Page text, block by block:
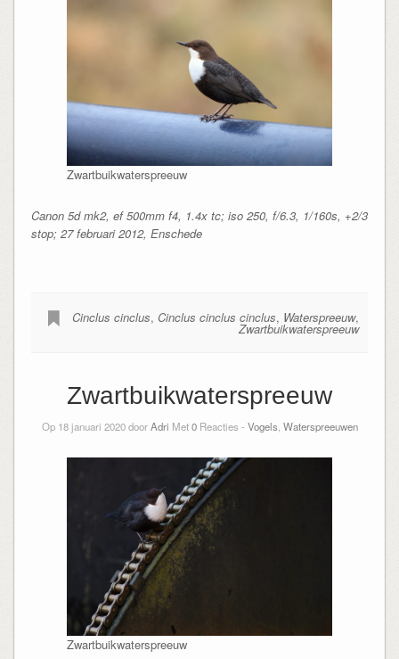
Zwartbuikwaterspreeuw
Canon 5d mk2, ef 500mm f4, 1.4x tc; iso 250, f/6.3, 1/160s, +2/3
stop; 27 februari 2012, Enschede
Cinclus cinclus, Cinclus cinclus cinclus, Waterspreeuw,
Zwartbuikwaterspreeuw
Zwartbuikwaterspreeuw
Op 18 januari 2020 doorAdri Met0Reacties - Vogels Waterspreeuwen
Zwartbuikwaterspreeuw